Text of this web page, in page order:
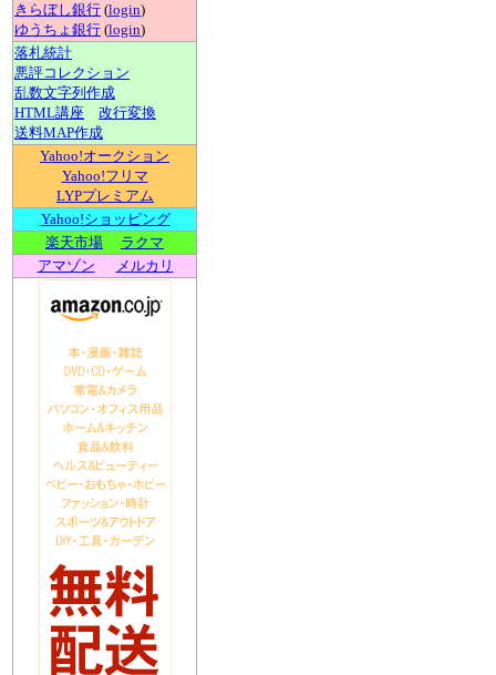
きらぼし銀行 (login)
ゆうちょ銀行 (login)
落札統計
悪評コレクション
乱数文字列作成
HTML講座
改行変換
送料MAP作成
Yahoo!オークション
Yahoo!フリマ
LYPプレミアム
Yahoo!ショッピング
楽天市場
ラクマ
アマゾン
メルカリ